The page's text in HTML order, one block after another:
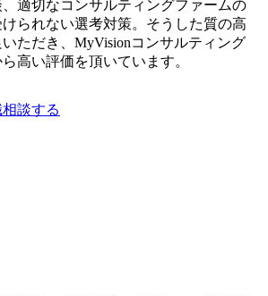
いる方
ト＞ Webアプリケーション、SaaS系
・ベンチャー・スタートアップ企業
を行います。 直近の案件では、大規
る最上流のPoC(概念実証)支援から構
の最新技術とシステムを活用し、顧客
実現に貢献します。 ＜PL/PM＞ 顧客
適切なコンサルティングファームの
られない選考対策。そうした質の高
ただき、MyVisionコンサルティング
高い評価を頂いています。
談する